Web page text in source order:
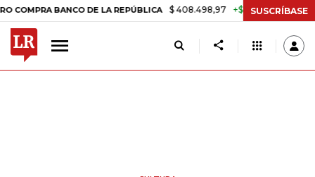
BANCO DE LA REPÚBLICA $ 408.498,97 +$ 8.753,81 +2,19%
SUSCRÍBASE